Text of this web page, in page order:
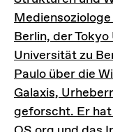
Berlin, der
Universität zu
Paulo über die
Galaxis,
geforscht. Er